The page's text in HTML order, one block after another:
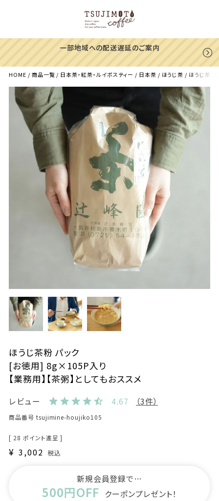
一部地域への配送遅延のご案内
HOME 商品一覧 日本茶・紅茶・ルイボスティー 日本茶 ほうじ茶 ほうじ茶粉
ほうじ茶粉 パック
[お徳用] 8g×105P入り
【業務用】【茶粥】としてもおススメ
レビュー 4.67 （3件）
商品番号 tsujimine-houjiko105
[ 28 ポイント進呈 ]
¥ 3,002 税込
新規会員登録で…
500円OFF クーポンプレゼント！